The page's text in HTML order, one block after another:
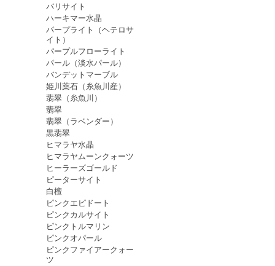
バリサイト
ハーキマー水晶
パープライト（ヘテロサ
イト）
パープルフローライト
パール（淡水パール）
バンデットマーブル
姫川薬石（糸魚川産）
翡翠（糸魚川）
翡翠
翡翠（ラベンダー）
黒翡翠
ヒマラヤ水晶
ヒマラヤムーンクォーツ
ヒーラーズゴールド
ピーターサイト
白檀
ピンクエピドート
ピンクカルサイト
ピンクトルマリン
ピンクオパール
ピンクファイアークォー
ツ